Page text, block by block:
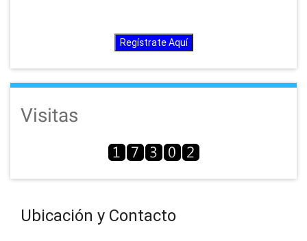
Regístrate Aquí
Visitas
Ubicación y Contacto